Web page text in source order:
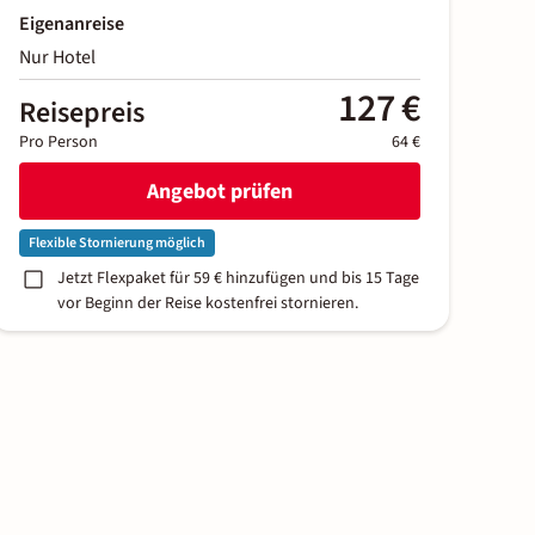
Eigenanreise
Nur Hotel
Reisepreis 127 €
Pro Person 64 €
Angebot prüfen
Flexible Stornierung möglich
Jetzt Flexpaket für 59 € hinzufügen und bis 15 Tage
vor Beginn der Reise kostenfrei stornieren.